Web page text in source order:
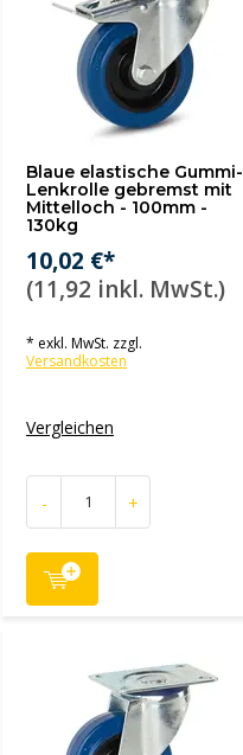
Blaue elastische Gummi-
Lenkrolle gebremst mit
Mittelloch - 100mm -
130kg
10,02 €*
(11,92 inkl. MwSt.)
* exkl. MwSt. zzgl.
Versandkosten
Vergleichen
- +